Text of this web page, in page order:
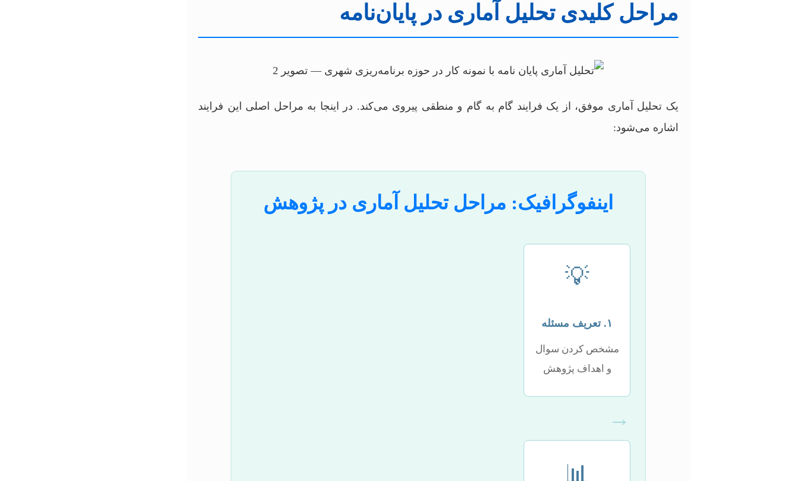
مراحل کلیدی تحلیل آماری در پایان‌نامه
یک تحلیل آماری موفق، از یک فرایند گام به گام و منطقی پیروی می‌کند. در اینجا به مراحل اصلی این فرایند
اشاره می‌شود:
اینفوگرافیک: مراحل تحلیل آماری در پژوهش
💡
۱. تعریف مسئله
مشخص کردن سوال
و اهداف پژوهش
→
📊